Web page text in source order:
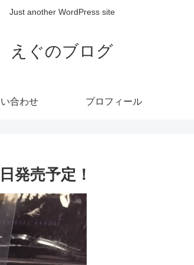
Just another WordPress site
えぐのブログ
合わせ プロフィール
発売予定！